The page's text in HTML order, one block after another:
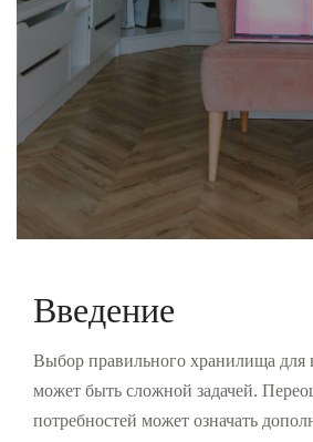
Введение
Выбор правильного хранилища для
может быть сложной задачей.
потребностей может означать